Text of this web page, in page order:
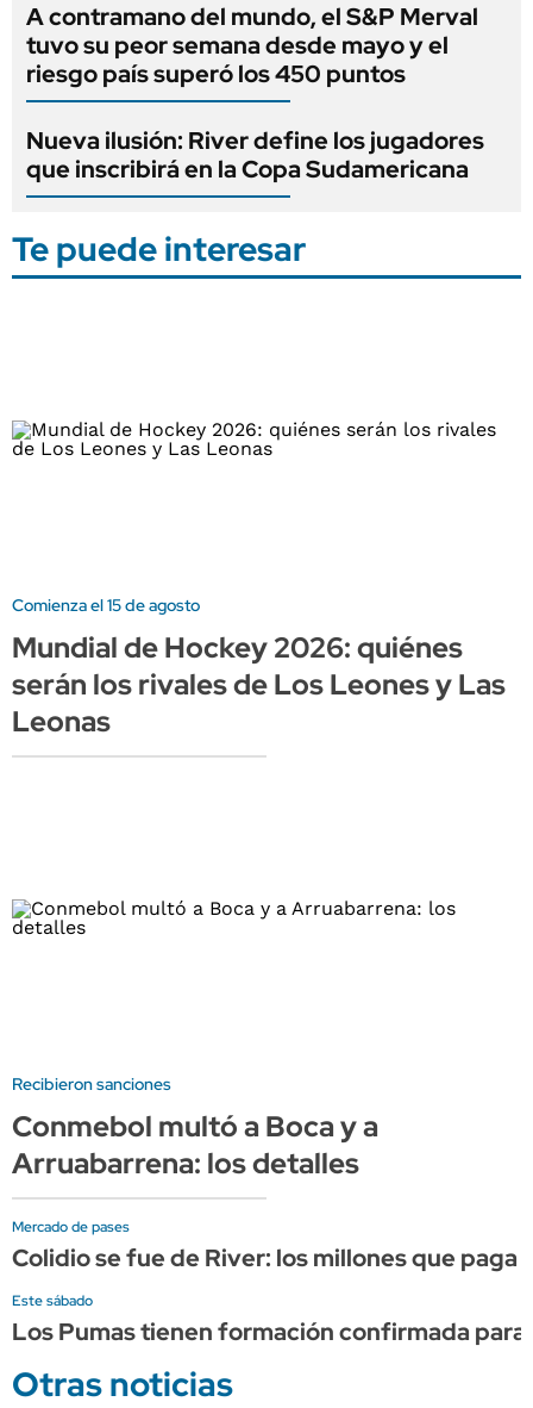
A contramano del mundo, el S&P Merval
tuvo su peor semana desde mayo y el
riesgo país superó los 450 puntos
Nueva ilusión: River define los jugadores
que inscribirá en la Copa Sudamericana
Te puede interesar
Comienza el 15 de agosto
Mundial de Hockey 2026: quiénes
serán los rivales de Los Leones y Las
Leonas
Recibieron sanciones
Conmebol multó a Boca y a
Arruabarrena: los detalles
Mercado de pases
Colidio se fue de River: los millones que paga
Este sábado
Los Pumas tienen formación confirmada
Otras noticias